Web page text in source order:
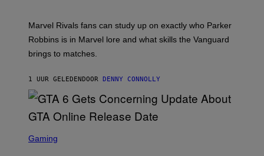
G
E
T
Y
A
G
E
F
R
V
N
E
E
E
Marvel Rivals fans can study up on exactly who Parker
Robbins is in Marvel lore and what skills the Vanguard
brings to matches.
1 UUR GELEDEN DOOR DENNY CONNOLLY
C
Gaming